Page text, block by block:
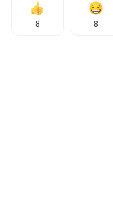
8 8